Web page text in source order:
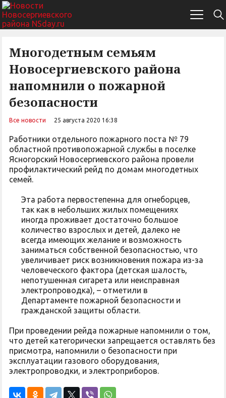
Многодетным семьям
Новосергиевского района
напомнили о пожарной
безопасности
Все новости 25 августа 2020 16:38
Работники отдельного пожарного поста № 79
областной противопожарной службы в поселке
Ясногорский Новосергиевского района провели
профилактический рейд по домам многодетных
семей.
Эта работа первостепенна для огнеборцев,
так как в небольших жилых помещениях
иногда проживает достаточно большое
количество взрослых и детей, далеко не
всегда имеющих желание и возможность
заниматься собственной безопасностью, что
увеличивает риск возникновения пожара из-за
человеческого фактора (детская шалость,
непотушенная сигарета или неисправная
электропроводка), – отметили в
Департаменте пожарной безопасности и
гражданской защиты области.
При проведении рейда пожарные напомнили о том,
что детей категорически запрещается оставлять без
присмотра, напомнили о безопасности при
эксплуатации газового оборудования,
электропроводки, и электроприборов.